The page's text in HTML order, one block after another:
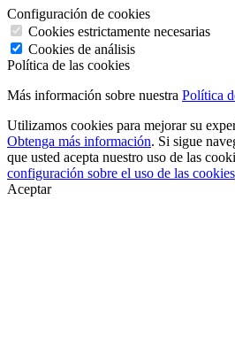
Configuración de cookies
Cookies estrictamente necesarias
Cookies de análisis
Política de las cookies
Más información sobre nuestra Política
Utilizamos cookies para mejorar su
Obtenga más información. Si sigue
que usted acepta nuestro uso de las
configuración sobre el uso de las cookies
Aceptar